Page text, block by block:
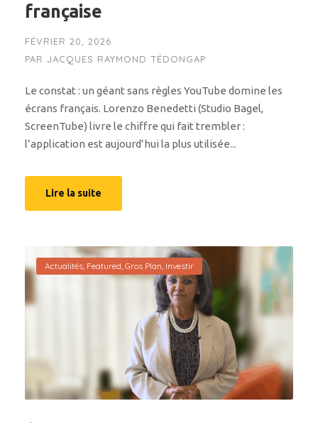
française
FÉVRIER 20, 2026
PAR JACQUES RAYMOND TÉDONGAP
Le constat : un géant sans règles YouTube domine les
écrans français. Lorenzo Benedetti (Studio Bagel,
ScreenTube) livre le chiffre qui fait trembler :
l’application est aujourd’hui la plus utilisée...
Lire la suite
Actualités, Featured, Gros Plan, Investir